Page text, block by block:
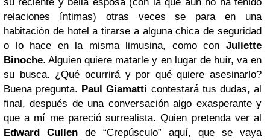
relaciones íntimas) otras veces se para en una
habitación de hotel a tirarse a alguna chica de seguridad
o lo hace en la misma limusina, como con Juliette
Binoche. Alguien quiere matarle y en lugar de huír, va en
su busca. ¿Qué ocurrirá y por qué quiere asesinarlo?
Buena pregunta. Paul Giamatti contestará tus dudas, al
final, después de una conversación algo exasperante y
que a mí me pareció surrealista. Quien pretenda ver al
Edward Cullen de “Crepúsculo” aquí, que se vaya